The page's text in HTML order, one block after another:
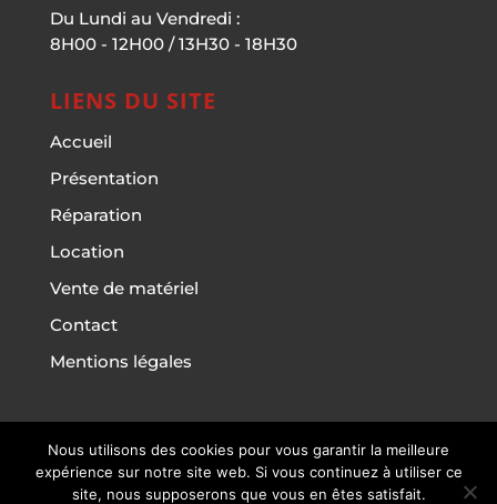
Du Lundi au Vendredi :
8H00 - 12H00 / 13H30 - 18H30
LIENS DU SITE
Accueil
Présentation
Réparation
Location
Vente de matériel
Contact
Mentions légales
Multi' Services du Cailly - Copyright © 2023-
Mentions Légales- Site réalisé parForthcollab.fr|
Nous utilisons des cookies pour vous garantir la meilleure
expérience sur notre site web. Si vous continuez à utiliser ce
site, nous supposerons que vous en êtes satisfait.